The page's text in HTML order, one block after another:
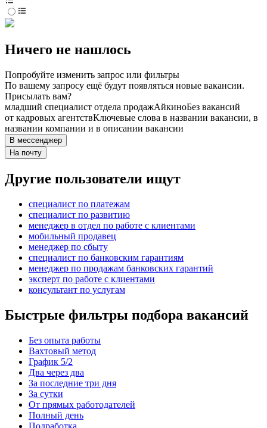
Ничего не нашлось
Попробуйте изменить запрос или фильтры
По вашему запросу ещё будут появляться новые вакансии.
Присылать вам?
младший специалист отдела продажАйкиноБез вакансий
от кадровых агентствКлючевые слова в названии вакансии, в
названии компании и в описании вакансии
В мессенджер
На почту
Другие пользователи ищут
специалист по платежам
специалист по развитию
менеджер в отдел по работе с клиентами
мобильный продавец
менеджер по сбыту
специалист по банковским гарантиям
менеджер по продажам банковских гарантий
эксперт по работе с клиентами
консультант по услугам
Быстрые фильтры подбора вакансий
Без опыта работы
Вахтовый метод
График 5/2
Два через два
За последние три дня
За сутки
От прямых работодателей
Полный день
Подработка